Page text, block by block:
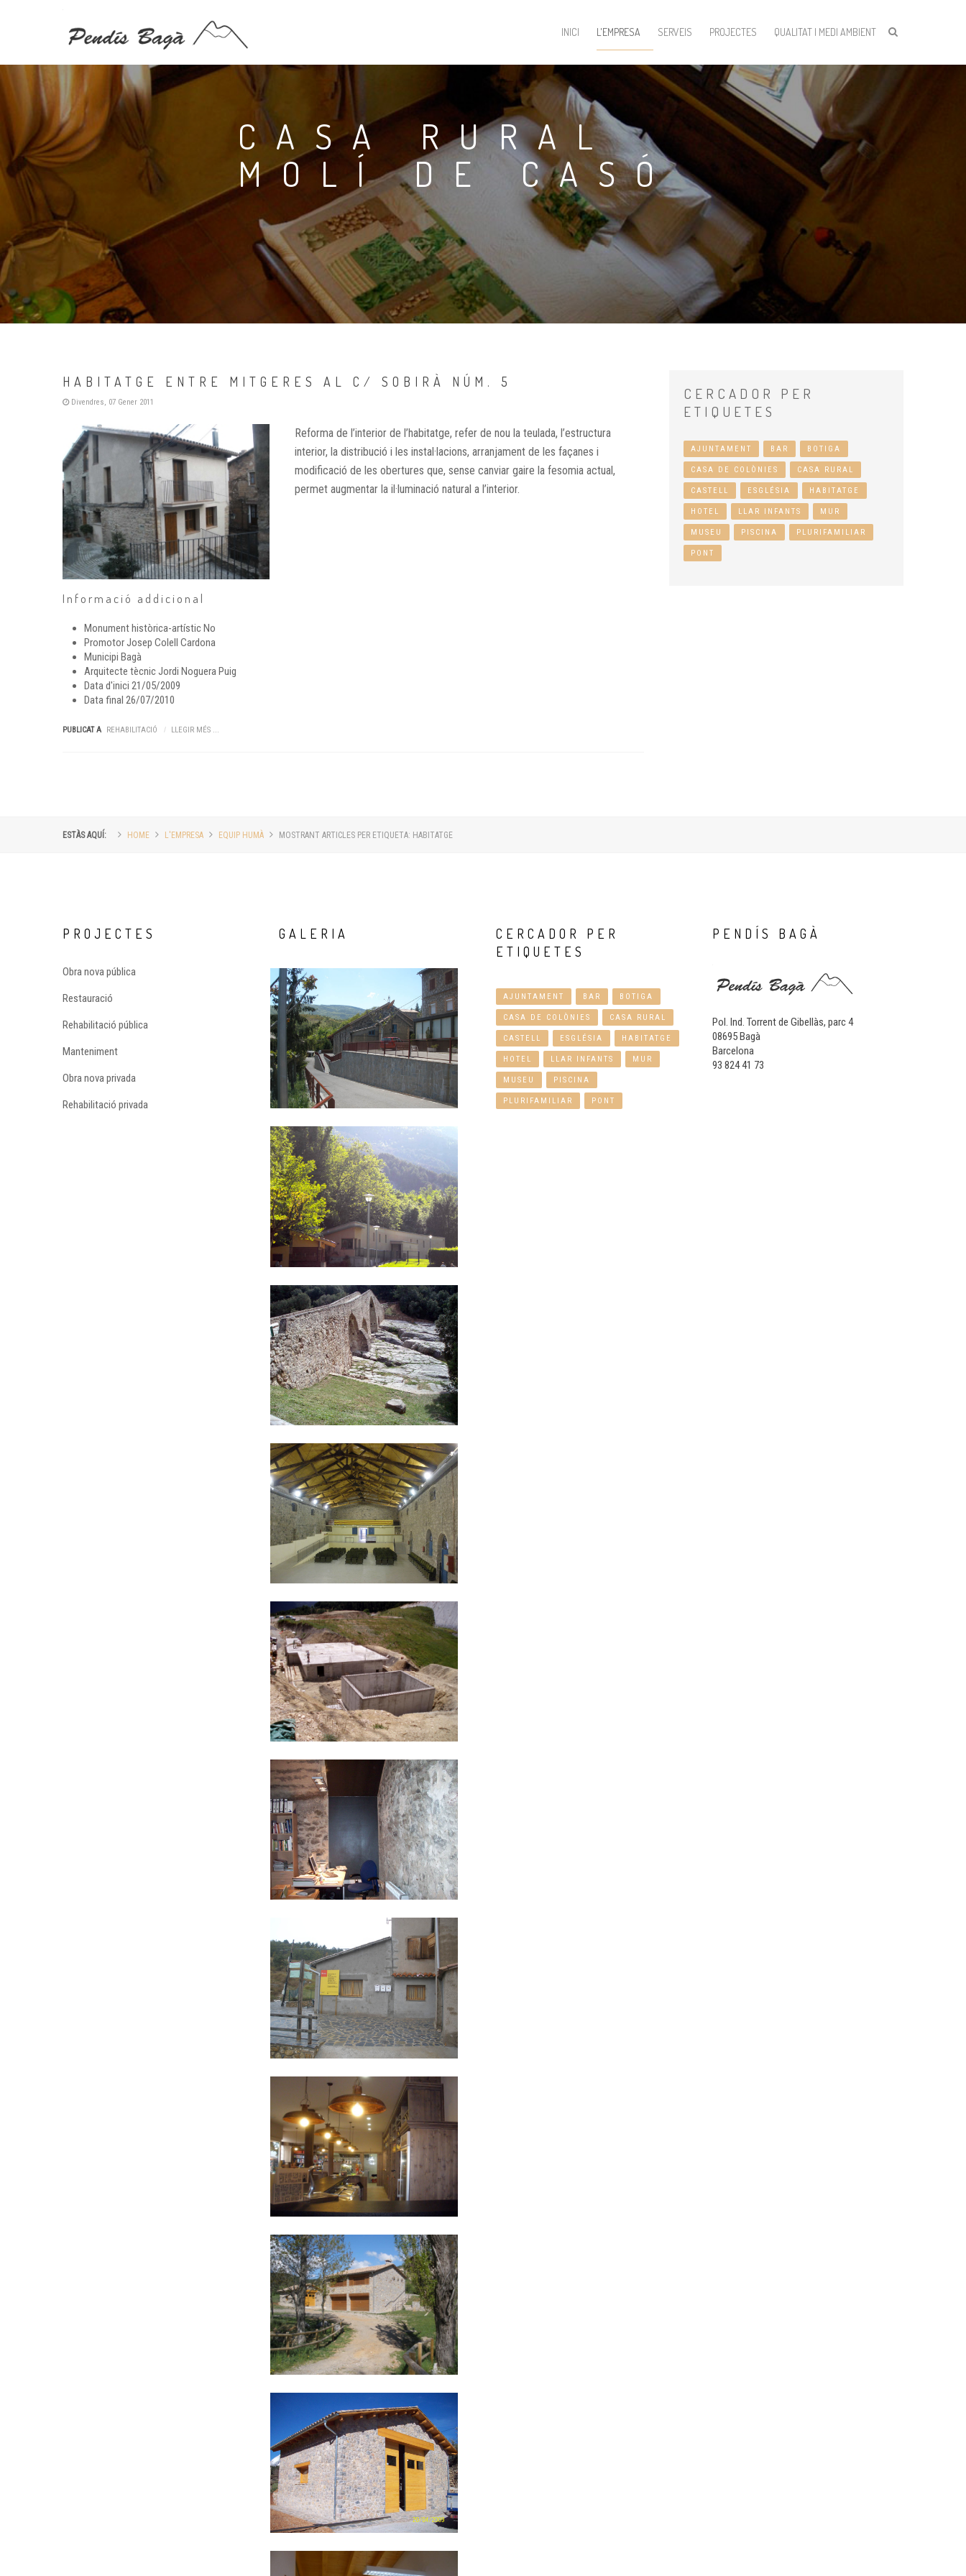
INICI L'EMPRESA SERVEIS PROJECTES QUALITAT I MEDI AMBIENT
CASA RURAL
MOLÍ DE CASÓ
HABITATGE ENTRE MITGERES AL C/ SOBIRÀ NÚM. 5
Divendres, 07 Gener 2011
Reforma de l’interior de l’habitatge, refer de nou la teulada, l’estructura
interior, la distribució i les instal·lacions, arranjament de les façanes i
modificació de les obertures que, sense canviar gaire la fesomia actual,
permet augmentar la il·luminació natural a l’interior.
Informació addicional
Monument històrica-artísticNo
PromotorJosep Colell Cardona
Municipi Bagà
Arquitecte tècnicJordi Noguera Puig
Data d'inici 21/05/2009
Data final 26/07/2010
PUBLICAT A REHABILITACIÓ LLEGIR MÉS ...
CERCADOR
PER
ETIQUETES
AJUNTAMENT BAR BOTIGA
CASA DE COLÒNIES CASA RURAL
CASTELL ESGLÉSIA HABITATGE
HOTEL LLAR INFANTS MUR
MUSEU PISCINA PLURIFAMILIAR
PONT
ESTÀS AQUÍ: HOME L'EMPRESA EQUIP HUMÀ MOSTRANT ARTICLES PER ETIQUETA: HABITATGE
PROJECTES
Obra nova pública
Restauració
Rehabilitació pública
Manteniment
Obra nova privada
Rehabilitació privada
GALERIA CERCADOR
PER
ETIQUETES
AJUNTAMENT BAR BOTIGA
CASA DE COLÒNIES CASA RURAL
CASTELL ESGLÉSIA HABITATGE
HOTEL LLAR INFANTS MUR
MUSEU PISCINA
PLURIFAMILIAR PONT
PENDÍS BAGÀ
Pol. Ind. Torrent de Gibellàs, parc 4
08695 Bagà
Barcelona
93 824 41 73